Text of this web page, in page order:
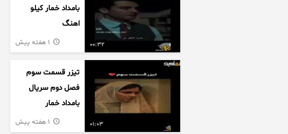
00:32
بامداد خمار کیلو
اهنگ
01:03
تیزر قسمت سوم
فصل دوم سریال
بامداد خمار